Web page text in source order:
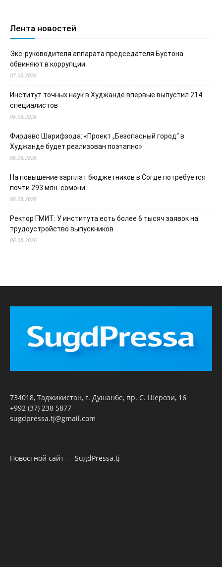
Лента новостей
Экс-руководителя аппарата председателя Бустона
обвиняют в коррупции
07.08.2026
Институт точных наук в Худжанде впервые выпустил 214
специалистов
06.08.2026
Фирдавс Шарифзода: «Проект „Безопасный город“ в
Худжанде будет реализован поэтапно»
06.08.2026
На повышение зарплат бюджетников в Согде потребуется
почти 293 млн. сомони
06.08.2026
Ректор ГМИТ: У института есть более 6 тысяч заявок на
трудоустройство выпускников
06.08.2026
734018, Таджикистан, г. Душанбе, пр. С. Шерози, 16
+992 (37) 238 5877
sugdpressa.tj@gmail.com
Новостной сайт — SugdPressa.tj